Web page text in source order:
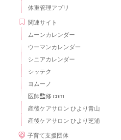
体重管理アプリ
関連サイト
ムーンカレンダー
ウーマンカレンダー
シニアカレンダー
シッテク
ヨムーノ
医師監修.com
産後ケアサロン ひより青山
産後ケアサロン ひより芝浦
子育て支援団体